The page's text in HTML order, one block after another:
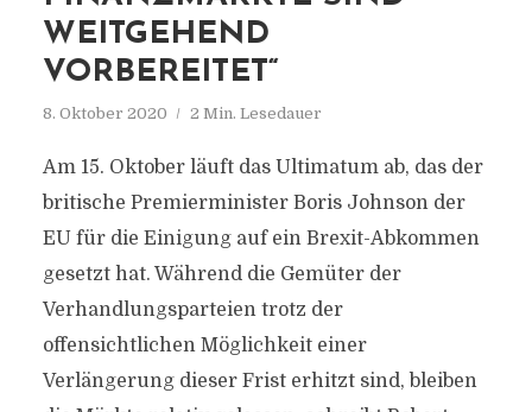
WEITGEHEND
VORBEREITET“
8. Oktober 2020 2 Min. Lesedauer
Am 15. Oktober läuft das Ultimatum ab, das der
britische Premierminister Boris Johnson der
EU für die Einigung auf ein Brexit-Abkommen
gesetzt hat. Während die Gemüter der
Verhandlungsparteien trotz der
offensichtlichen Möglichkeit einer
Verlängerung dieser Frist erhitzt sind, bleiben